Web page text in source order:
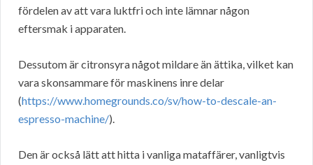
fördelen av att vara luktfri och inte lämnar någon
eftersmak i apparaten.
Dessutom är citronsyra något mildare än ättika, vilket kan
vara skonsammare för maskinens inre delar
(https://www.homegrounds.co/sv/how-to-descale-an-
espresso-machine/).
Den är också lätt att hitta i vanliga mataffärer, vanligtvis